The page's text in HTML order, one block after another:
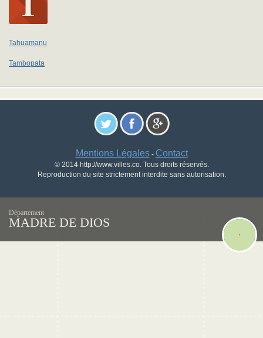
Tahuamanu
Tambopata
Mentions Légales- Contact
© 2014 http://www.villes.co. Tous droits réservés.
Reproduction du site strictement interdite sans autorisation.
Département
MADRE DE DIOS